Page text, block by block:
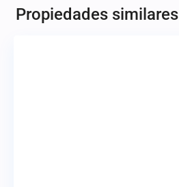
Propiedades similares
Quintana
Roo.